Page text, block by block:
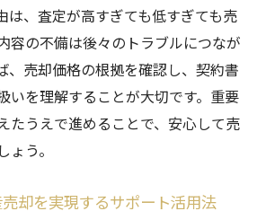
は、査定が高すぎても低すぎても売
容の不備は後々のトラブルにつなが
、売却価格の根拠を確認し、契約書
いを理解することが大切です。重要
たうえで進めることで、安心して売
う。
却を実現するサポート活用法